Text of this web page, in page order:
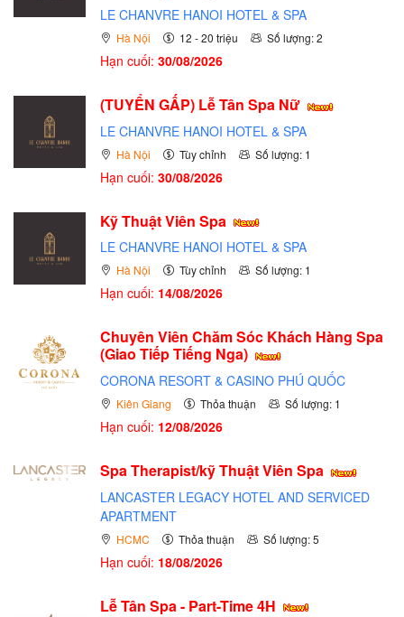
LE CHANVRE HANOI HOTEL & SPA
Hà Nội 12 - 20 triệu Số lượng: 2
Hạn cuối: 30/08/2026
(TUYỂN GẤP) Lễ Tân Spa Nữ
LE CHANVRE HANOI HOTEL & SPA
Hà Nội Tùy chỉnh Số lượng: 1
Hạn cuối: 30/08/2026
Kỹ Thuật Viên Spa
LE CHANVRE HANOI HOTEL & SPA
Hà Nội Tùy chỉnh Số lượng: 1
Hạn cuối: 14/08/2026
Chuyên Viên Chăm Sóc Khách Hàng Spa
(Giao Tiếp Tiếng Nga)
CORONA RESORT & CASINO PHÚ QUỐC
Kiên Giang Thỏa thuận Số lượng: 1
Hạn cuối: 12/08/2026
Spa Therapist/kỹ Thuật Viên Spa
LANCASTER LEGACY HOTEL AND SERVICED
APARTMENT
HCMC Thỏa thuận Số lượng: 5
Hạn cuối: 18/08/2026
Lễ Tân Spa - Part-Time 4H